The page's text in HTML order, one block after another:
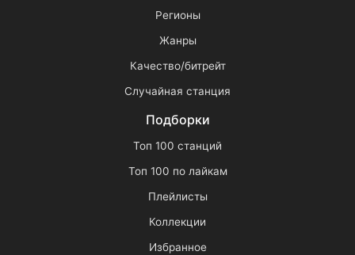
Регионы
Жанры
Качество/битрейт
Случайная станция
Подборки
Топ 100 станций
Топ 100 по лайкам
Плейлисты
Коллекции
Избранное